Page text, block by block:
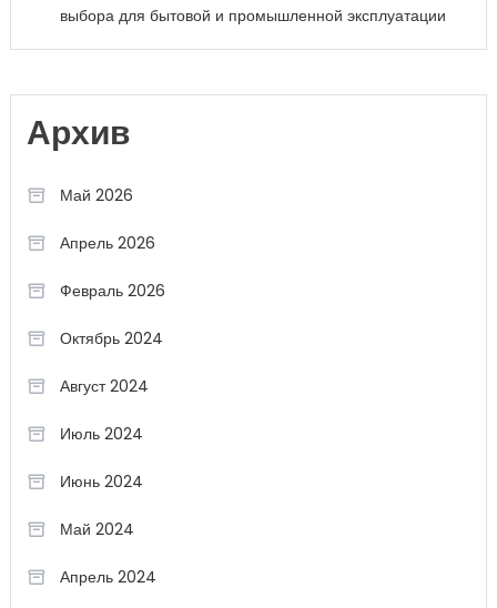
выбора для бытовой и промышленной эксплуатации
Архив
Май 2026
Апрель 2026
Февраль 2026
Октябрь 2024
Август 2024
Июль 2024
Июнь 2024
Май 2024
Апрель 2024